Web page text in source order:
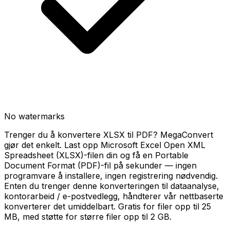
No watermarks
Trenger du å konvertere XLSX til PDF? MegaConvert
gjør det enkelt. Last opp Microsoft Excel Open XML
Spreadsheet (XLSX)-filen din og få en Portable
Document Format (PDF)-fil på sekunder — ingen
programvare å installere, ingen registrering nødvendig.
Enten du trenger denne konverteringen til dataanalyse,
kontorarbeid / e-postvedlegg, håndterer vår nettbaserte
konverterer det umiddelbart. Gratis for filer opp til 25
MB, med støtte for større filer opp til 2 GB.